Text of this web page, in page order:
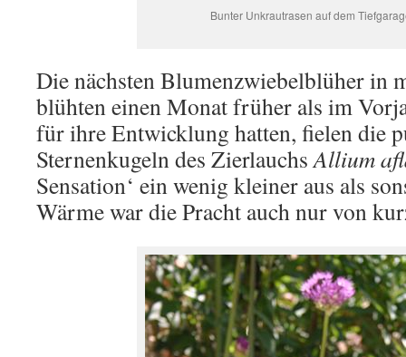
Bunter Unkrautrasen auf dem
Die nächsten Blumenzwiebelblüher in
blühten einen Monat früher als im
für ihre Entwicklung hatten, fielen die
Sternenkugeln des ZierlauchsAllium
Sensation‘ ein wenig kleiner aus als
Wärme war die Pracht auch nur von